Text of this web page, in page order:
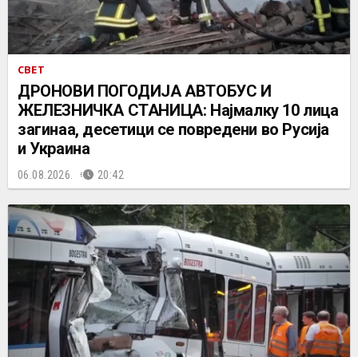
СВЕТ
ДРОНОВИ ПОГОДИЈА АВТОБУС И
ЖЕЛЕЗНИЧКА СТАНИЦА: Најмалку 10 лица
загинаа, десетици се повредени во Русија
и Украина
06.08.2026. 20:42